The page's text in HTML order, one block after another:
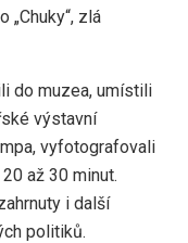
„Chuky“, zlá
do muzea, umístili
výstavní
vyfotografovali
až 30 minut.
i další
politiků.